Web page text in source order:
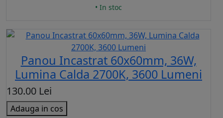
• In stoc
Panou Incastrat 60x60mm, 36W,
Lumina Calda 2700K, 3600 Lumeni
130.00 Lei
Adauga in cos